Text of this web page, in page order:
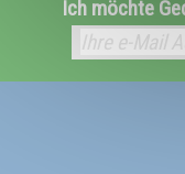
Ich möchte